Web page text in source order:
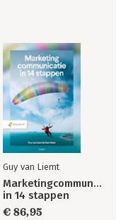
van een
Guy van Liemt
in 14 stappen
€ 86,95